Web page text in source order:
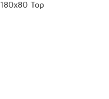
180x80 Top